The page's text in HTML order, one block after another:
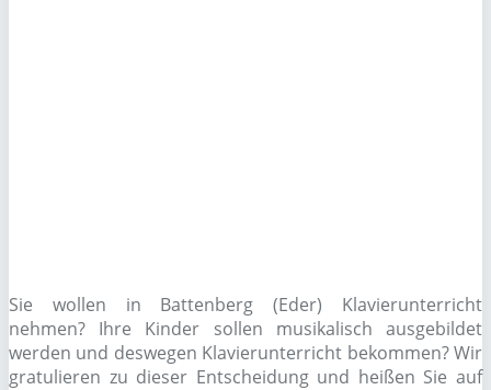
Sie wollen in Battenberg (Eder) Klavierunterricht
nehmen? Ihre Kinder sollen musikalisch ausgebildet
werden und deswegen Klavierunterricht bekommen? Wir
gratulieren zu dieser Entscheidung und heißen Sie auf